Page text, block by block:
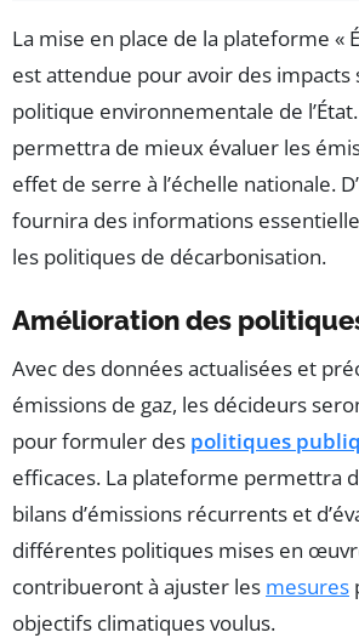
La mise en place de la plateforme «
est attendue pour avoir des impacts
politique environnementale de
permettra de mieux évaluer les
effet de serre à l’échelle nationale.
fournira des informations
les politiques de décarbonisation.
Amélioration des
Avec des données actualisées et
émissions de gaz, les décideurs
pour formuler des politiques
efficaces. La plateforme permettra
bilans d’émissions récurrents et
différentes politiques mises en
contribueront à ajuster les mesures
objectifs climatiques voulus.